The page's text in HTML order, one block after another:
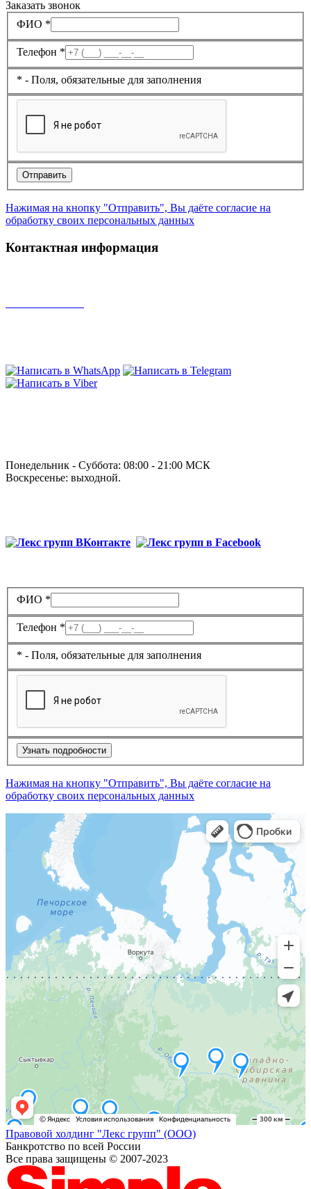
Заказать звонок
ФИО *
Телефон *
* - Поля, обязательные для заполнения
Отправить
Нажимая на кнопку "Отправить", Вы даёте согласие на
обработку своих персональных данных
Контактная информация
Понедельник - Суббота: 08:00 - 21:00 МСК
Воскресенье: выходной.
ФИО *
Телефон *
* - Поля, обязательные для заполнения
Узнать подробности
Нажимая на кнопку "Отправить", Вы даёте согласие на
обработку своих персональных данных
Правовой холдинг "Лекс групп" (ООО)
Банкротство по всей России
Все права защищены © 2007-2023